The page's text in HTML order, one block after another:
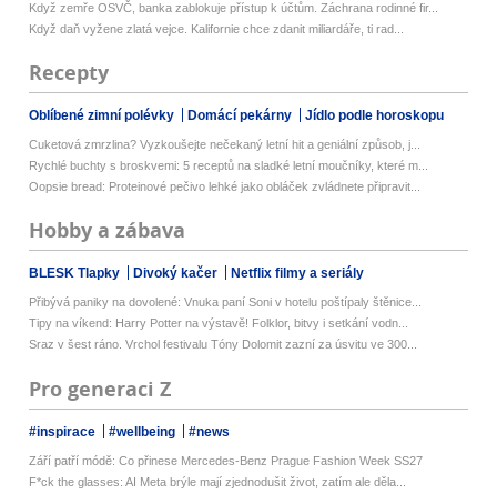
Když zemře OSVČ, banka zablokuje přístup k účtům. Záchrana rodinné fir...
Když daň vyžene zlatá vejce. Kalifornie chce zdanit miliardáře, ti rad...
Recepty
Oblíbené zimní polévky Domácí pekárny Jídlo podle horoskopu
Cuketová zmrzlina? Vyzkoušejte nečekaný letní hit a geniální způsob, j...
Rychlé buchty s broskvemi: 5 receptů na sladké letní moučníky, které m...
Oopsie bread: Proteinové pečivo lehké jako obláček zvládnete připravit...
Hobby a zábava
BLESK Tlapky Divoký kačer Netflix filmy a seriály
Přibývá paniky na dovolené: Vnuka paní Soni v hotelu poštípaly štěnice...
Tipy na víkend: Harry Potter na výstavě! Folklor, bitvy i setkání vodn...
Sraz v šest ráno. Vrchol festivalu Tóny Dolomit zazní za úsvitu ve 300...
Pro generaci Z
#inspirace #wellbeing #news
Září patří módě: Co přinese Mercedes-Benz Prague Fashion Week SS27
F*ck the glasses: AI Meta brýle mají zjednodušit život, zatím ale děla...